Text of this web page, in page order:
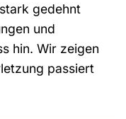
gedehnt
und
hin. Wir zeigen
passiert